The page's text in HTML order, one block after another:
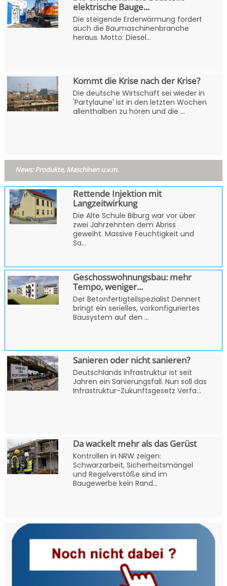
elektrische Bauge...
Die steigende Erderwärmung fordert
auch die Baumaschinenbranche
heraus. Motto: Diesel...
Kommt die Krise nach der Krise?
Die deutsche Wirtschaft sei wieder in
'Partylaune' ist in den letzten Wochen
allenthalben zu hören und die ...
News: Produkte, Maschinen u.v.m.
Rettende Injektion mit
Langzeitwirkung
Die Alte Schule Biburg war vor über
zwei Jahrzehnten dem Abriss
geweiht. Massive Feuchtigkeit und
Sa...
Geschosswohnungsbau: mehr
Tempo, weniger...
Der Betonfertigteilspezialist Dennert
bringt ein serielles, vorkonfiguriertes
Bausystem auf den ...
Sanieren oder nicht sanieren?
Deutschlands Infrastruktur ist seit
Jahren ein Sanierungsfall. Nun soll das
Infrastruktur-Zukunftsgesetz Verfa...
Da wackelt mehr als das Gerüst
Kontrollen in NRW zeigen:
Schwarzarbeit, Sicherheitsmängel
und Regelverstöße sind im
Baugewerbe kein Rand...